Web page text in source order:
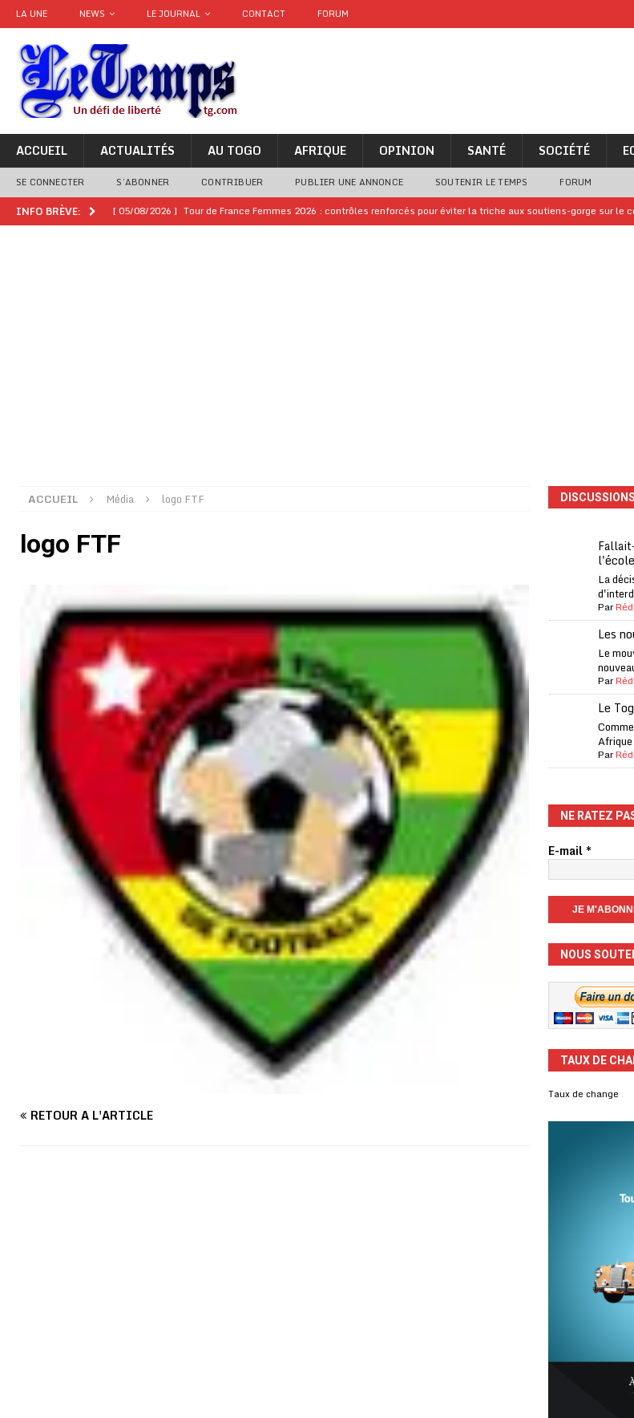
LA UNE NEWS LE JOURNAL CONTACT FORUM
ACCUEIL ACTUALITÉS AU TOGO AFRIQUE OPINION SANTÉ SOCIÉTÉ
SE CONNECTER S’ABONNER CONTRIBUER PUBLIER UNE ANNONCE SOUTENIR LE TEMPS FORUM
INFO BRÈVE: [ 05/08/2026 ] Tour de France Femmes 2026 : contrôles renforcés pour éviter la triche aux soutiens-gorge sur le
[ 31/07/2026 ]
Franco Baresi, légendaire défenseur de l’Italie et de l’AC Milan, est mort à 66 ans
A LA UNE
[ 31/07/2026 ]
Projet d’investisseurs à la Fifa: l’UEFA menace à «l’unanimité» d’un boycott des Coupes du
BUSINESS
[ 30/07/2026 ]
Mali : au moins 19 soldats exécutés, Amnesty International exige une enquête
A LA UNE
[ 05/08/2026 ]
Hervé Renard devient sélectionneur des Eléphants de Côte d’Ivoire A LA UNE
ACCUEIL Média logo FTF
logo FTF
RETOUR À L'ARTICLE
DISCUSSIONS
La
Par
Les
Le
Par
Le
Par
NE RATEZ
E-mail*
NOUS
TAUX DE
Taux de change